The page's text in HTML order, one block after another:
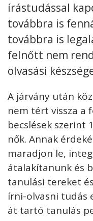
írástudással
továbbra is
továbbra is
felnőtt nem
olvasási
A járvány után
nem tért vissza a
becslések szerint
nők. Annak
maradjon le,
átalakítanunk és
tanulási tereket
írni-olvasni tudás
át tartó tanulás